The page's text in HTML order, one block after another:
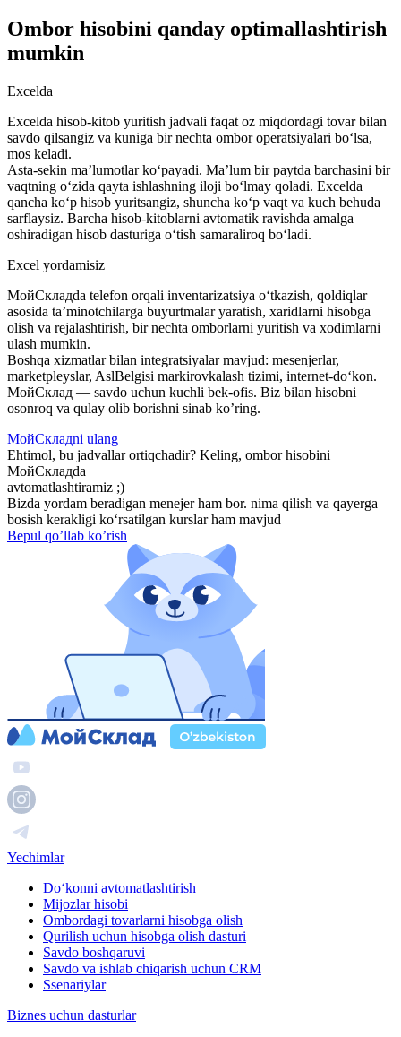
Ombor hisobini qanday optimallashtirish
mumkin
Excelda
Excelda hisob-kitob yuritish jadvali faqat oz miqdordagi tovar bilan
savdo qilsangiz va kuniga bir nechta ombor operatsiyalari bo‘lsa,
mos keladi.
Asta-sekin ma’lumotlar ko‘payadi. Ma’lum bir paytda barchasini bir
vaqtning o‘zida qayta ishlashning iloji bo‘lmay qoladi. Excelda
qancha ko‘p hisob yuritsangiz, shuncha ko‘p vaqt va kuch behuda
sarflaysiz. Barcha hisob-kitoblarni avtomatik ravishda amalga
oshiradigan hisob dasturiga o‘tish samaraliroq bo‘ladi.
Excel yordamisiz
МойСкладda telefon orqali inventarizatsiya o‘tkazish, qoldiqlar
asosida ta’minotchilarga buyurtmalar yaratish, xaridlarni hisobga
olish va rejalashtirish, bir nechta omborlarni yuritish va xodimlarni
ulash mumkin.
Boshqa xizmatlar bilan integratsiyalar mavjud: mesenjerlar,
marketpleyslar, AslBelgisi markirovkalash tizimi, internet-do‘kon.
МойСклад — savdo uchun kuchli bek-ofis. Biz bilan hisobni
osonroq va qulay olib borishni sinab ko’ring.
МойСкладni ulang
Ehtimol, bu jadvallar ortiqchadir? Keling, ombor hisobini
МойСкладda
avtomatlashtiramiz ;)
Bizda yordam beradigan menejer ham bor. nima qilish va qayerga
bosish kerakligi ko‘rsatilgan kurslar ham mavjud
Bepul qo’llab ko’rish
Yechimlar
Do‘konni avtomatlashtirish
Mijozlar hisobi
Ombordagi tovarlarni hisobga olish
Qurilish uchun hisobga olish dasturi
Savdo boshqaruvi
Savdo va ishlab chiqarish uchun CRM
Ssenariylar
Biznes uchun dasturlar